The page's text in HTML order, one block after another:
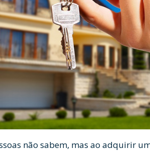
não sabem, mas ao adquirir